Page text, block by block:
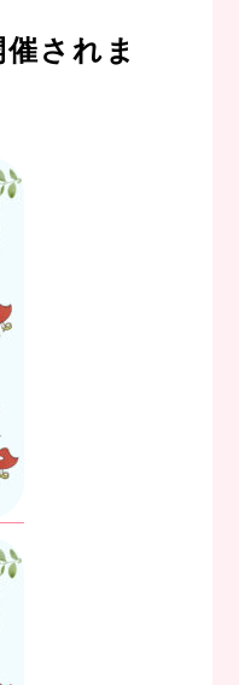
催されま